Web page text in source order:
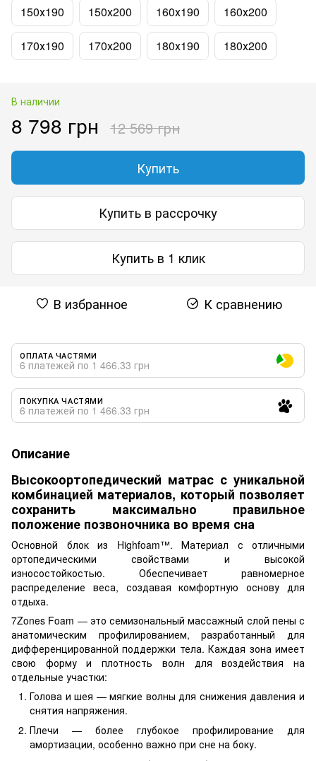
150х190 150х200 160х190 160х200
170х190 170х200 180х190 180х200
В наличии
8 798 грн 12 569 грн
Купить
Купить в рассрочку
Купить в 1 клик
В избранное К сравнению
ОПЛАТА ЧАСТЯМИ
6 платежей по 1 466.33 грн
ПОКУПКА ЧАСТЯМИ
6 платежей по 1 466.33 грн
Описание
Высокоортопедический матрас с уникальной
комбинацией материалов, который позволяет
сохранить максимально правильное
положение позвоночника во время сна
Основной блок из Highfoam™. Материал с отличными
ортопедическими свойствами и высокой
износостойкостью. Обеспечивает равномерное
распределение веса, создавая комфортную основу для
отдыха.
7Zones Foam — это семизональный массажный слой пены с
анатомическим профилированием, разработанный для
дифференцированной поддержки тела. Каждая зона имеет
свою форму и плотность волн для воздействия на
отдельные участки:
Голова и шея — мягкие волны для снижения давления и
снятия напряжения.
Плечи — более глубокое профилирование для
амортизации, особенно важно при сне на боку.